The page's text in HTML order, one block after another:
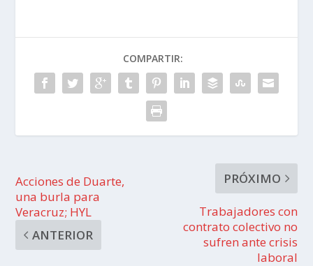
COMPARTIR:
Acciones de Duarte,
una burla para
Veracruz; HYL
ANTERIOR
PRÓXIMO
Trabajadores con
contrato colectivo no
sufren ante crisis
laboral